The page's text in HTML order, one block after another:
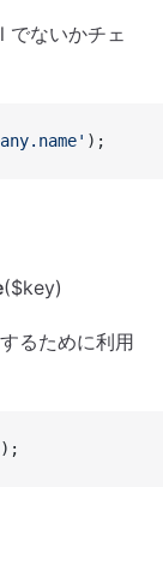
でないかチェ
);
($key)
るために利用
);